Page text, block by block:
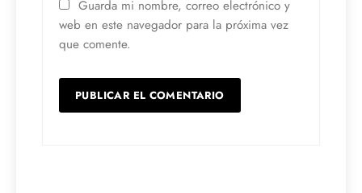
Guarda mi nombre, correo electrónico y
web en este navegador para la próxima vez
que comente.